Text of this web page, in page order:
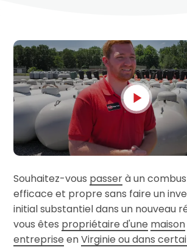
Souhaitez-vous passerà un
efficace et propre sans faire un
initial substantiel dans un nouveau
vous êtes propriétaire d'une maison
entreprise enVirginie ou dans